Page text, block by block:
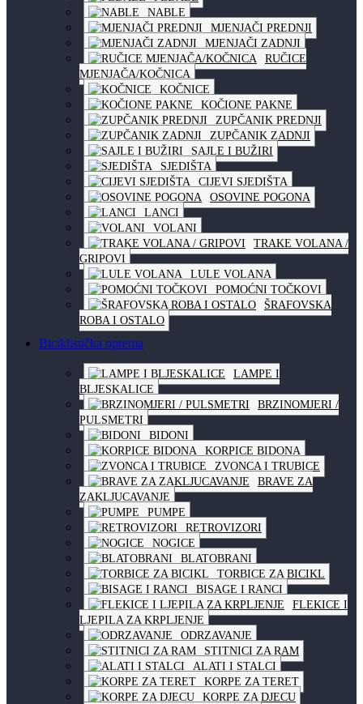
NABLE
MJENJAČI PREDNJI
MJENJAČI ZADNJI
RUČICE
MJENJAČA/KOČNICA
KOČNICE
KOČIONE PAKNE
ZUPČANIK PREDNJI
ZUPČANIK ZADNJI
SAJLE I BUŽIRI
SJEDIŠTA
CIJEVI SJEDIŠTA
OSOVINE POGONA
LANCI
VOLANI
TRAKE VOLANA /
GRIPOVI
LULE VOLANA
POMOĆNI TOČKOVI
ŠRAFOVSKA
ROBA I OSTALO
Biciklistička oprema
LAMPE I
BLJESKALICE
BRZINOMJERI /
PULSMETRI
BIDONI
KORPICE BIDONA
ZVONCA I TRUBICE
BRAVE ZA
ZAKLJUCAVANJE
PUMPE
RETROVIZORI
NOGICE
BLATOBRANI
TORBICE ZA BICIKL
BISAGE I RANCI
FLEKICE I
LJEPILA ZA KRPLJENJE
ODRZAVANJE
STITNICI ZA RAM
ALATI I STALCI
KORPE ZA TERET
KORPE ZA DJECU